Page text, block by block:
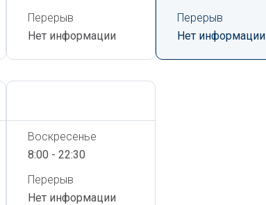
Перерыв
Нет информации
Перерыв
Нет информации
Воскресенье
8:00 - 22:30
Перерыв
Нет информации